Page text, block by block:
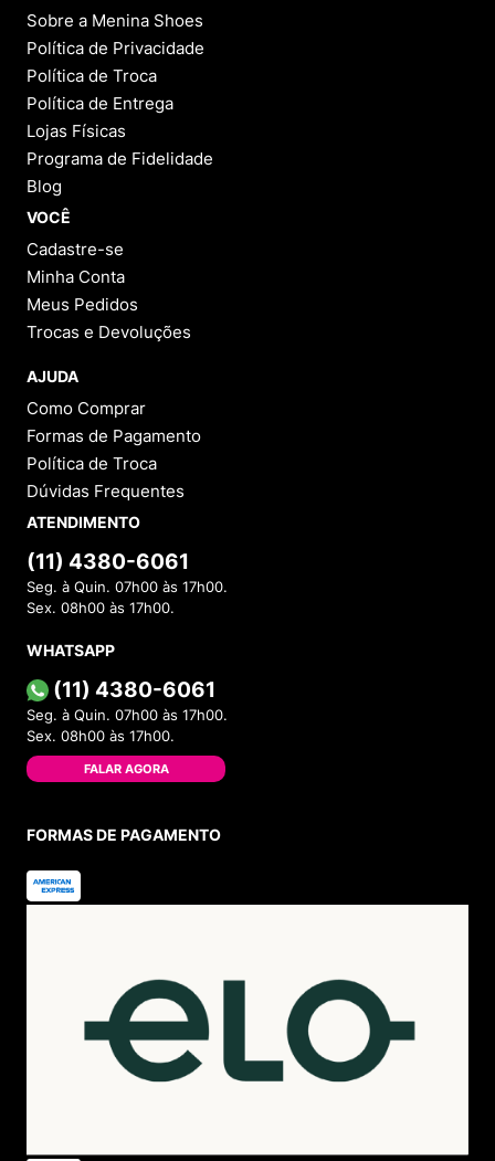
Sobre a Menina Shoes
Política de Privacidade
Política de Troca
Política de Entrega
Lojas Físicas
Programa de Fidelidade
Blog
VOCÊ
Cadastre-se
Minha Conta
Meus Pedidos
Trocas e Devoluções
AJUDA
Como Comprar
Formas de Pagamento
Política de Troca
Dúvidas Frequentes
ATENDIMENTO
(11) 4380-6061
Seg. à Quin. 07h00 às 17h00.
Sex. 08h00 às 17h00.
WHATSAPP
(11) 4380-6061
Seg. à Quin. 07h00 às 17h00.
Sex. 08h00 às 17h00.
FALAR AGORA
FORMAS DE PAGAMENTO